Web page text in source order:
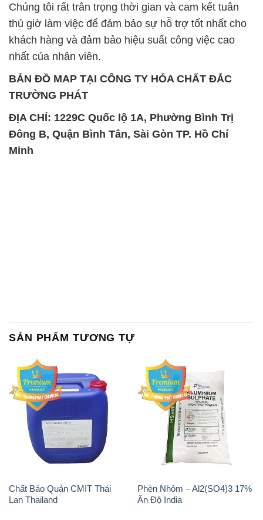
Chúng tôi rất trân trọng thời gian và cam kết tuân
thủ giờ làm việc để đảm bảo sự hỗ trợ tốt nhất cho
khách hàng và đảm bảo hiệu suất công việc cao
nhất của nhân viên.
BẢN ĐỒ MAP TẠI CÔNG TY HÓA CHẤT ĐẮC
TRƯỜNG PHÁT
ĐỊA CHỈ: 1229C Quốc lộ 1A, Phường Bình Trị
Đông B, Quận Bình Tân, Sài Gòn TP. Hồ Chí
Minh
SẢN PHẨM TƯƠNG TỰ
Chất Bảo Quản CMIT Thái
Lan Thailand
Phèn Nhôm – Al2(SO4)3 17%
Ấn Độ India